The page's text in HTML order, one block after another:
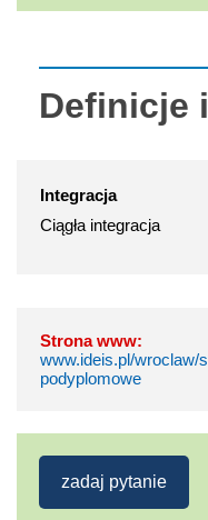
Definicje
Integracja
Ciągła integracja
Strona www:
www.ideis.pl/wroclaw/
podyplomowe
zadaj pytanie